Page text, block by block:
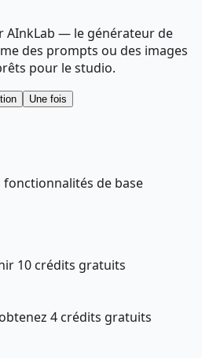
AInkLab — le générateur de
des prompts ou des images
pour le studio.
Une fois
fonctionnalités de base
10 crédits gratuits
4 crédits gratuits